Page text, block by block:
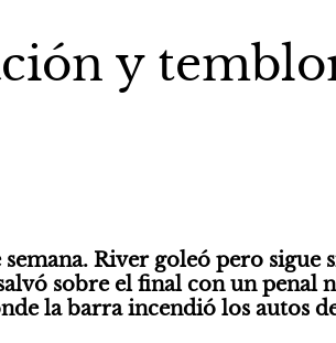
y
River goleó pero sigue
sobre el final con un penal
la barra incendió los autos